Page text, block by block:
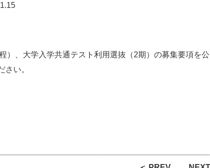
）、大学入学共通テスト利用選抜（2期）の募集要項を公
さい。